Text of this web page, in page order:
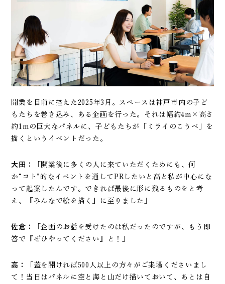
開業を目前に控えた2025年3月。スペースは神戸市内の子ど
もたちを巻き込み、ある企画を行った。それは幅約4m×高さ
約1mの巨大なパネルに、子どもたちが「ミライのこうべ」を
描くというイベントだった。
大田：
「開業後に多くの人に来ていただくためにも、何
か“コト”的なイベントを通してPRしたいと高と私が中心にな
って起案したんです。できれば最後に形に残るものをと考
え、『みんなで絵を描く』に至りました」
佐倉：
「企画のお話を受けたのは私だったのですが、もう即
答で『ぜひやってください』と！」
高：
「蓋を開ければ500人以上の方々がご来場くださいまし
て！当日はパネルに空と海と山だけ描いておいて、あとは自